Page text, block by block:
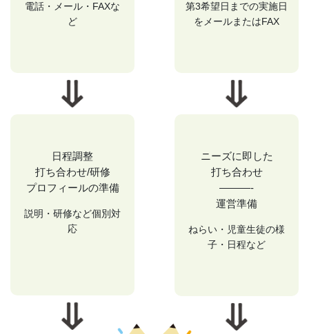
電話・メール・FAXな
ど
第3希望日までの実施日
をメールまたはFAX
日程調整
打ち合わせ/研修
プロフィールの準備
説明・研修など個別対
応
ニーズに即した
打ち合わせ
———-
運営準備
ねらい・児童生徒の様
子・日程など